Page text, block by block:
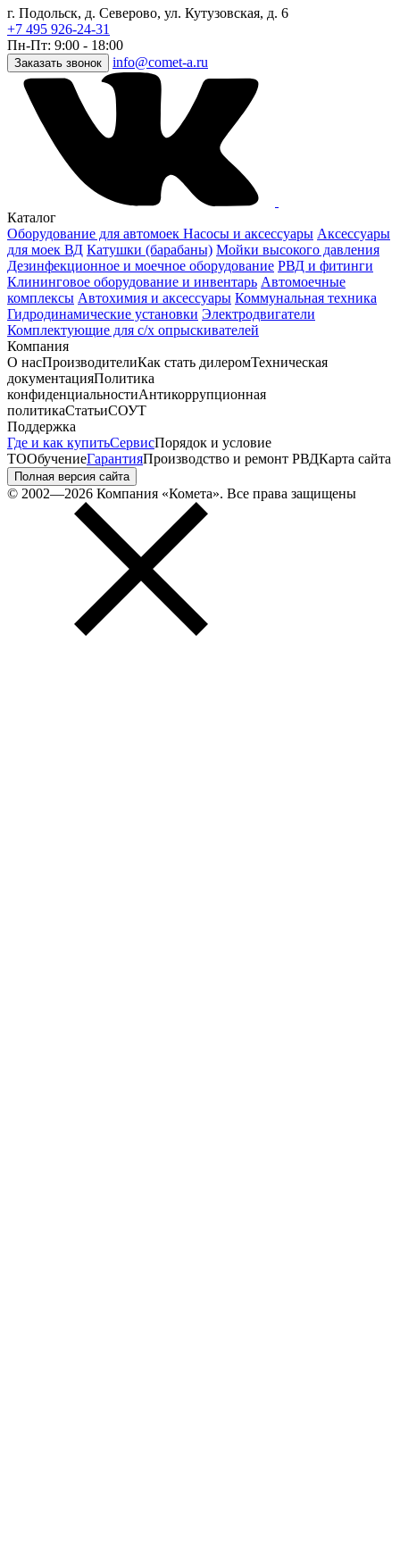
г. Подольск, д. Северово, ул. Кутузовская, д. 6
+7 495 926-24-31
Пн-Пт: 9:00 - 18:00
Заказать звонок info@comet-a.ru
Каталог
Оборудование для автомоек Насосы и аксессуары Аксессуары
для моек ВД Катушки (барабаны) Мойки высокого давления
Дезинфекционное и моечное оборудование РВД и фитинги
Клининговое оборудование и инвентарь Автомоечные
комплексы Автохимия и аксессуары Коммунальная техника
Гидродинамические установки Электродвигатели
Комплектующие для с/х опрыскивателей
Компания
О насПроизводителиКак стать дилеромТехническая
документацияПолитика
конфиденциальностиАнтикоррупционная
политикаСтатьиСОУТ
Поддержка
Где и как купитьСервисПорядок и условие
ТООбучениеГарантияПроизводство и ремонт РВДКарта сайта
Полная версия сайта
© 2002—2026 Компания «Комета». Все права защищены